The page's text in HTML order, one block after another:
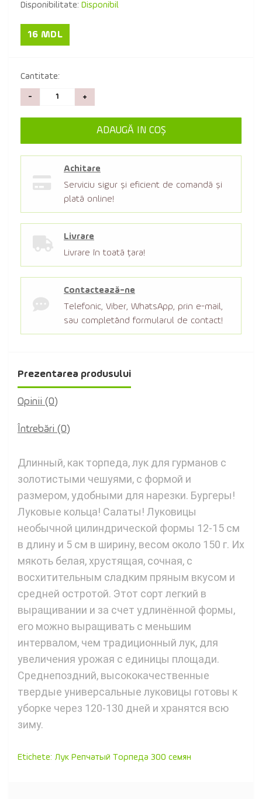
Disponibilitate: Disponibil
16 MDL
Cantitate:
- +
ADAUGĂ IN COŞ
Achitare
Serviciu sigur şi eficient de comandă şi
plată online!
Livrare
Livrare în toată țara!
Contactează-ne
Telefonic, Viber, WhatsApp, prin e-mail,
sau completând formularul de contact!
Prezentarea produsului
Opinii (0)
Întrebări (0)
Длинный, как торпеда, лук для гурманов с
золотистыми чешуями, с формой и
размером, удобными для нарезки. Бургеры!
Луковые кольца! Салаты! Луковицы
необычной цилиндрической формы 12-15 см
в длину и 5 см в ширину, весом около 150 г. Их
мякоть белая, хрустящая, сочная, с
восхитительным сладким пряным вкусом и
средней остротой. Этот сорт легкий в
выращивании и за счет удлинённой формы,
его можно выращивать с меньшим
интервалом, чем традиционный лук, для
увеличения урожая с единицы площади.
Среднепоздний, высококачественные
твердые универсальные луковицы готовы к
уборке через 120-130 дней и хранятся всю
зиму.
Etichete: Лук Репчатый Торпеда 300 семян